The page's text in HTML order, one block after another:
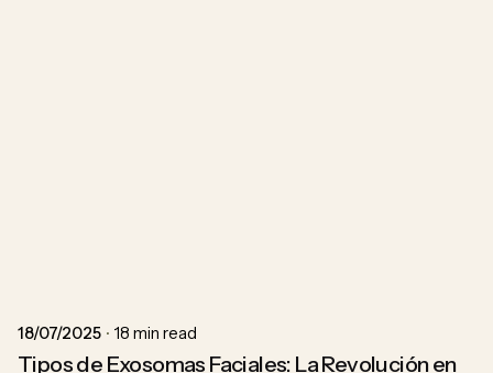
18/07/2025 18 min read
Tipos de Exosomas Faciales: La Revolución en